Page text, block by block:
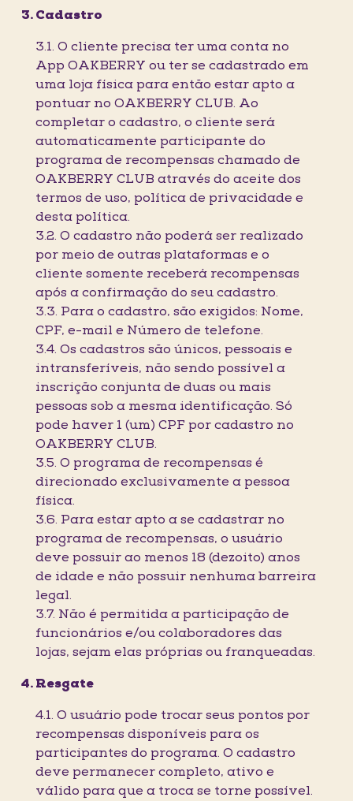
Cadastro
3.1. O cliente precisa ter uma conta no
App OAKBERRY ou ter se cadastrado em
uma loja física para então estar apto a
pontuar no OAKBERRY CLUB. Ao
completar o cadastro, o cliente será
automaticamente participante do
programa de recompensas chamado de
OAKBERRY CLUB através do aceite dos
termos de uso, política de privacidade e
desta política.
3.2. O cadastro não poderá ser realizado
por meio de outras plataformas e o
cliente somente receberá recompensas
após a confirmação do seu cadastro.
3.3. Para o cadastro, são exigidos: Nome,
CPF, e-mail e Número de telefone.
3.4. Os cadastros são únicos, pessoais e
intransferíveis, não sendo possível a
inscrição conjunta de duas ou mais
pessoas sob a mesma identificação. Só
pode haver 1 (um) CPF por cadastro no
OAKBERRY CLUB.
3.5. O programa de recompensas é
direcionado exclusivamente a pessoa
física.
3.6. Para estar apto a se cadastrar no
programa de recompensas, o usuário
deve possuir ao menos 18 (dezoito) anos
de idade e não possuir nenhuma barreira
legal.
3.7. Não é permitida a participação de
funcionários e/ou colaboradores das
lojas, sejam elas próprias ou franqueadas.
Resgate
4.1. O usuário pode trocar seus pontos por
recompensas disponíveis para os
participantes do programa. O cadastro
deve permanecer completo, ativo e
válido para que a troca se torne possível.